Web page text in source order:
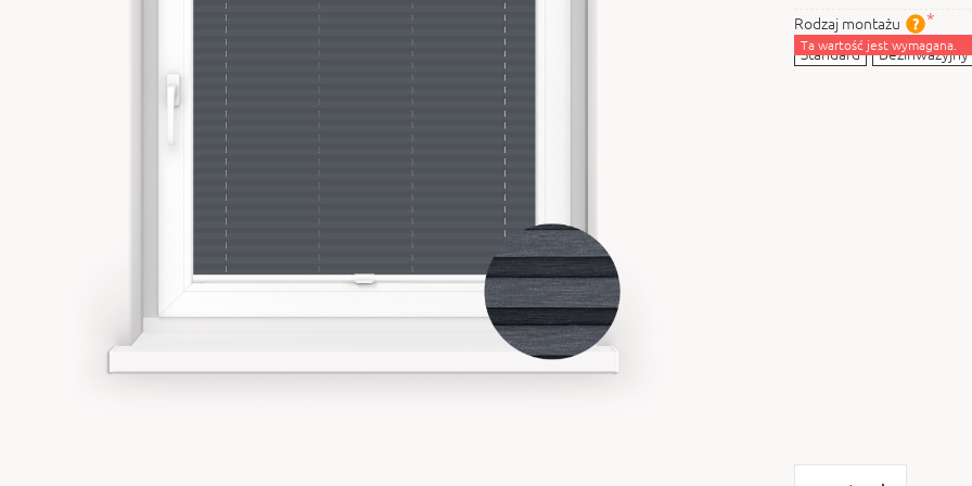
Rodzaj montażu
Standard
Bezinwazyjny
Ta wartość jest wymagana.